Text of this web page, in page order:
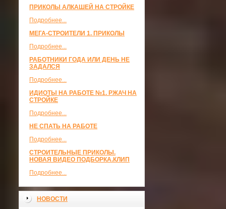
ПРИКОЛЫ АЛКАШЕЙ НА СТРОЙКЕ
Подробнее...
МЕГА-СТРОИТЕЛИ 1. ПРИКОЛЫ
Подробнее...
РАБОТНИКИ ГОДА ИЛИ ДЕНЬ НЕ
ЗАДАЛСЯ
Подробнее...
ИДИОТЫ НА РАБОТЕ №1. РЖАЧ НА
СТРОЙКЕ
Подробнее...
НЕ СПАТЬ НА РАБОТЕ
Подробнее...
СТРОИТЕЛЬНЫЕ ПРИКОЛЫ.
НОВАЯ ВИДЕО ПОДБОРКА.КЛИП
Подробнее...
НОВОСТИ